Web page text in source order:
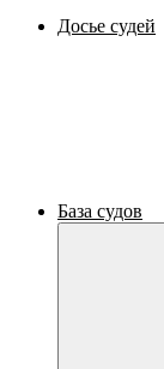
Досье судей
База судов